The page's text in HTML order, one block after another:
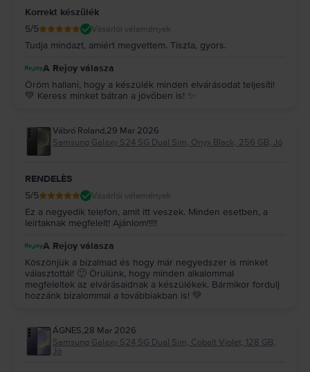
Korrekt készülék
5/5 Vásárlói vélemények
Tudja mindazt, amiért megvettem. Tiszta, gyors.
A Rejoy válasza
Öröm hallani, hogy a készülék minden elvárásodat teljesíti!
💚 Keress minket bátran a jövőben is! ✨
Vábró Roland,29 Mar 2026
Samsung Galaxy S24 5G Dual Sim, Onyx Black, 256 GB, Jó
RENDELÈS
5/5 Vásárlói vélemények
Ez a negyedik telefon, amit itt veszek. Minden esetben, a
leírtaknak megfelelt! Ajánlom!!!!!
A Rejoy válasza
Köszönjük a bizalmad és hogy már negyedszer is minket
választottál! 🙂 Örülünk, hogy minden alkalommal
megfeleltek az elvárásaidnak a készülékek. Bármikor fordulj
hozzánk bizalommal a továbbiakban is! 💚
ÁGNES,28 Mar 2026
Samsung Galaxy S24 5G Dual Sim, Cobalt Violet, 128 GB,
Jó